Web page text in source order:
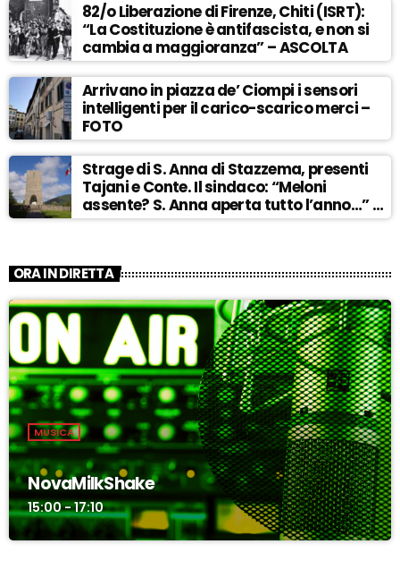
82/o Liberazione di Firenze, Chiti (ISRT):
“La Costituzione è antifascista, e non si
cambia a maggioranza” – ASCOLTA
Arrivano in piazza de’ Ciompi i sensori
intelligenti per il carico-scarico merci –
FOTO
Strage di S. Anna di Stazzema, presenti
Tajani e Conte. Il sindaco: “Meloni
assente? S. Anna aperta tutto l’anno…” –
ASCOLTA
ORA IN DIRETTA
MUSICA
NovaMilkShake
15:00 - 17:10